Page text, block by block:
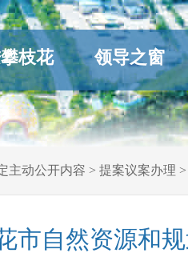
枝花 领导之窗
主动公开内容 > 提案议案办理
市自然资源和